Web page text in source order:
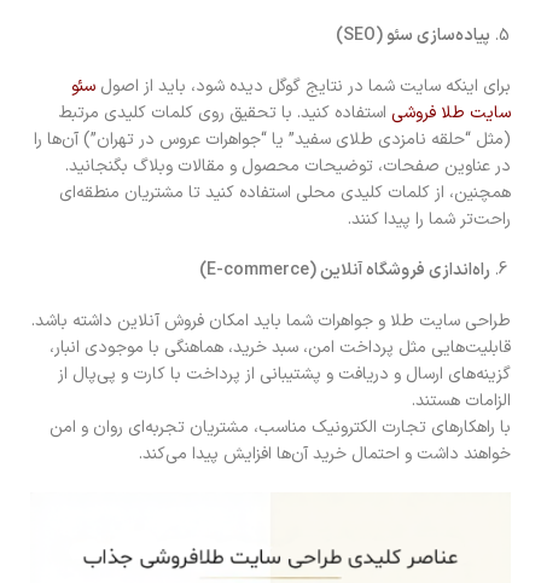
پیاده‌سازی سئو(SEO)
برای اینکه سایت شما در نتایج گوگل دیده شود، باید از اصول سئو
سایت طلا فروشی استفاده کنید. با تحقیق روی کلمات کلیدی مرتبط
(مثل “حلقه نامزدی طلای سفید” یا “جواهرات عروس در تهران”) آن‌ها را
در عناوین صفحات، توضیحات محصول و مقالات وبلاگ بگنجانید.
همچنین، از کلمات کلیدی محلی استفاده کنید تا مشتریان منطقه‌ای
راحت‌تر شما را پیدا کنند.
راه‌اندازی فروشگاه آنلاین(E-commerce)
طراحی سایت طلا و جواهرات شما باید امکان فروش آنلاین داشته باشد.
قابلیت‌هایی مثل پرداخت امن، سبد خرید، هماهنگی با موجودی انبار،
گزینه‌های ارسال و دریافت و پشتیبانی از پرداخت با کارت و پی‌پال از
الزامات هستند.
با راهکارهای تجارت الکترونیک مناسب، مشتریان تجربه‌ای روان و امن
خواهند داشت و احتمال خرید آن‌ها افزایش پیدا می‌کند.